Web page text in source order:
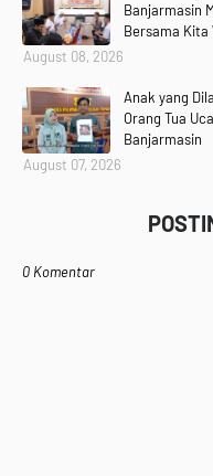
Banjarmasin
Bersama Kita
August 08, 2026
Anak yang
Orang Tua
Banjarmasin
August 07, 2026
0 Komentar